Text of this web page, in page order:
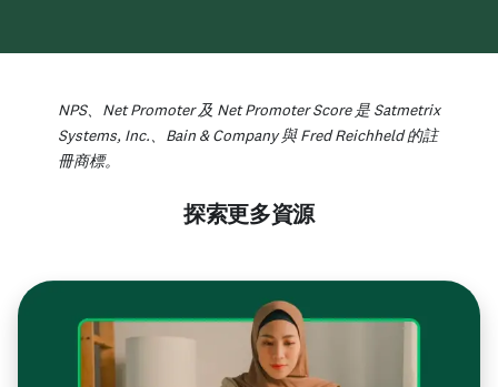
NPS、Net Promoter 及 Net Promoter Score 是 Satmetrix
Systems, Inc.、Bain & Company 與 Fred Reichheld 的註
冊商標。
探索更多資源